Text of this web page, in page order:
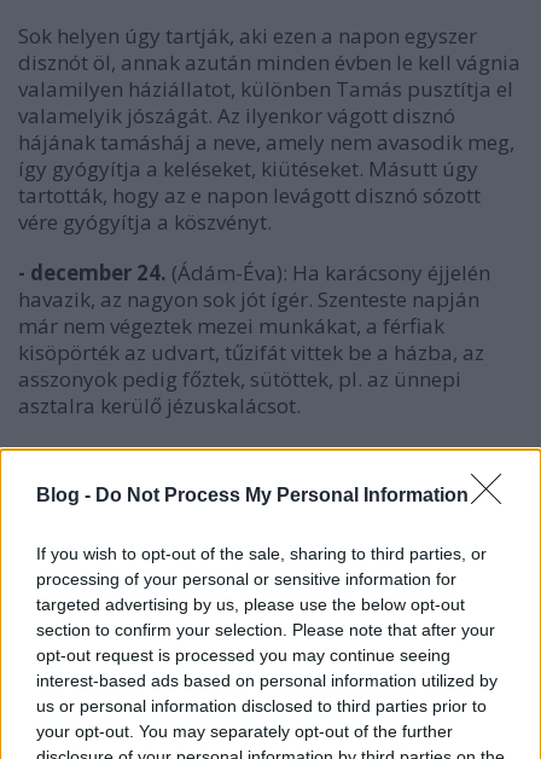
Blog - Do Not Process My Personal Information
If you wish to opt-out of the sale, sharing to third parties, or
processing of your personal or sensitive information for
targeted advertising by us, please use the below opt-out
section to confirm your selection. Please note that after your
opt-out request is processed you may continue seeing
interest-based ads based on personal information utilized by
us or personal information disclosed to third parties prior to
your opt-out. You may separately opt-out of the further
Sok helyen úgy tartják, aki ezen a napon egyszer
disznót öl, annak azután minden évben le kell vágnia
valamilyen háziállatot, különben Tamás pusztítja el
valamelyik jószágát. Az ilyenkor vágott disznó
hájának tamásháj a neve, amely nem avasodik meg,
így gyógyítja a keléseket, kiütéseket. Másutt úgy
tartották, hogy az e napon levágott disznó sózott
vére gyógyítja a köszvényt.
- december 24. (Ádám-Éva): Ha karácsony éjjelén
havazik, az nagyon sok jót ígér. Szenteste napján
már nem végeztek mezei munkákat, a férfiak
kisöpörték az udvart, tűzifát vittek be a házba, az
asszonyok pedig főztek, sütöttek, pl. az ünnepi
asztalra kerülő jézuskalácsot.
Az ivó- és a fürdővízbe almát és pénzt tettek, hogy
egészségesek és szerencsések legyenek.
24-én. Pl. előtte a hajadon leányok
házasságvarázslást hajtottak végre: olyan gyertya
mellett öltözködtek, amely már világított
lakodalomban, ezzel biztosítva, hogy hamar
elkeljenek. Az éjféli misére menet
ostorcsattogtatással, fáklyákkal vagy a
templomkertben mindenféle zajkeltéssel igyekeztek
távol tartani a rossz szellemeket.